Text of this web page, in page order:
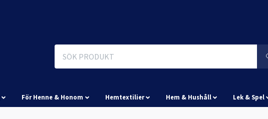
För Henne & Honom Hemtextilier Hem & Hushåll Lek & Spel